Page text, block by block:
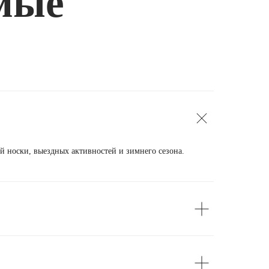
выездных активностей и зимнего сезона.